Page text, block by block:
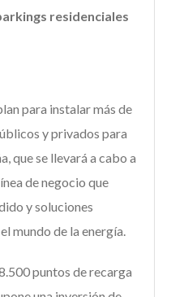
residenciales
para instalar más de
y privados para
que se llevará a cabo a
de negocio que
y soluciones
mundo de la energía.
puntos de recarga